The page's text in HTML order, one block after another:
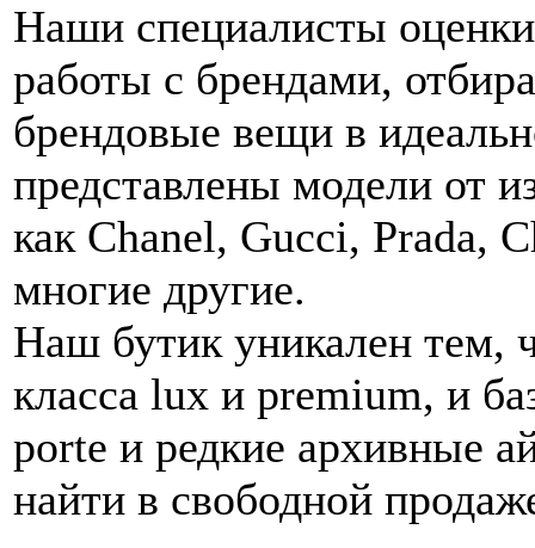
Наши специалисты
работы с брендами,
брендовые вещи в
представлены модели от
как Chanel, Gucci, Prada,
многие другие.
Наш бутик уникален тем,
класса lux и premium, и
porte и редкие архивные
найти в свободной